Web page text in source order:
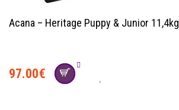
Acana – Heritage Puppy & Junior 11,4kg
97.00€